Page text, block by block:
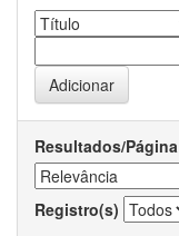
Resultados/Página
Registro(s)